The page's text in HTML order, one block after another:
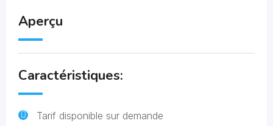
Aperçu
Caractéristiques:
Tarif disponible sur demande